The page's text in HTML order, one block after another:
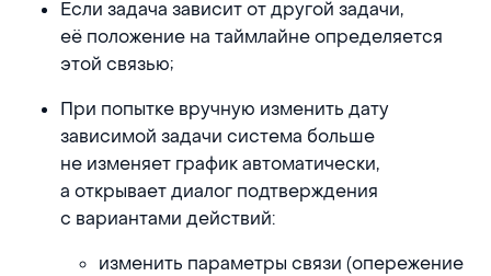
Если задача зависит от другой задачи,
её положение на таймлайне определяется
этой связью;
При попытке вручную изменить дату
зависимой задачи система больше
не изменяет график автоматически,
а открывает диалог подтверждения
с вариантами действий:
изменить параметры связи (опережение